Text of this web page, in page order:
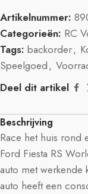
Artikelnummer:
Categorieën: RC
Tags: backorder,
Speelgoed,
Deel dit artikel
Beschrijving
Race het huis rond
Ford Fiesta RS
auto met werkende
auto heeft een